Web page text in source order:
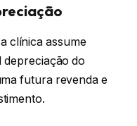
clínica assume
depreciação do
futura revenda e